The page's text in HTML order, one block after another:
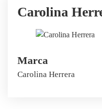
Carolina
Marca
Carolina Herrera